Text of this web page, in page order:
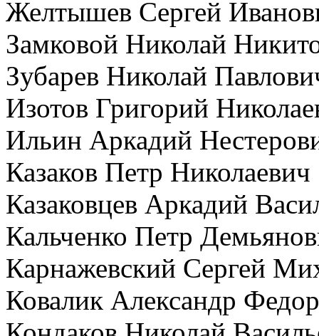
Желтышев Сергей
Замковой Николай
Зубарев Николай
Изотов Григорий
Ильин Аркадий
Казаков Петр Николаевич
Казаковцев Аркадий
Кальченко Петр
Карнажевский Сергей
Ковалик Александр